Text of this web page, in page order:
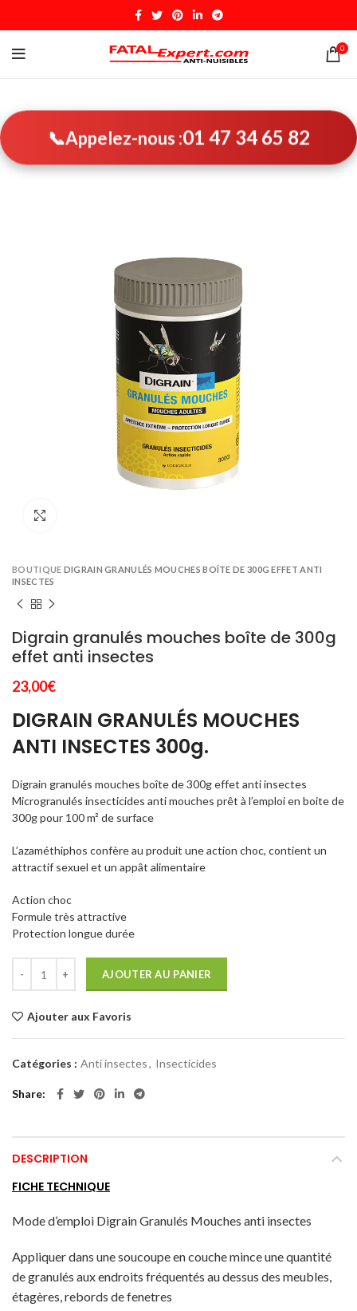
0
📞Appelez-nous :01 47 34 65 82
BOUTIQUE DIGRAIN GRANULÉS MOUCHES BOÎTE DE 300G EFFET ANTI
INSECTES
Digrain granulés mouches boîte de 300g
effet anti insectes
23,00€
DIGRAIN GRANULÉS MOUCHES
ANTI INSECTES 300g.
Digrain granulés mouches boîte de 300g effet anti insectes
Microgranulés insecticides anti mouches prêt à l’emploi en boite de
300g pour 100 m² de surface
L’azaméthiphos confère au produit une action choc, contient un
attractif sexuel et un appât alimentaire
Action choc
Formule très attractive
Protection longue durée
AJOUTER AU PANIER
Ajouter aux Favoris
Catégories : Anti insectes, Insecticides
Share
DESCRIPTION
FICHE TECHNIQUE
Mode d’emploi Digrain Granulés Mouches anti insectes
Appliquer dans une soucoupe en couche mince une quantité
de granulés aux endroits fréquentés au dessus des meubles,
étagères, rebords de fenetres